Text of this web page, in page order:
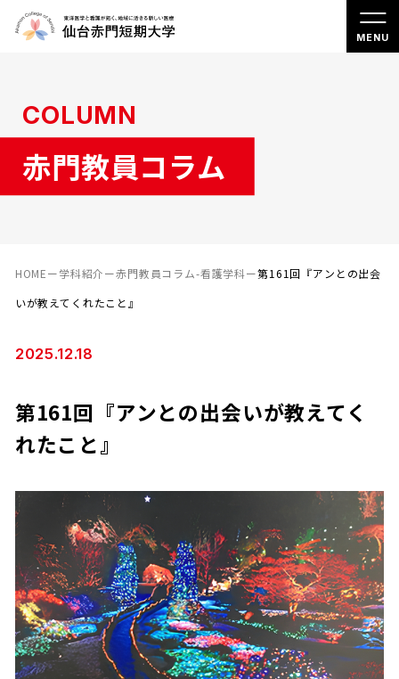
COLUMN
赤門教員コラム
HOMEー学科紹介ー赤門教員コラム-看護学科ー第161回『アンとの出会
いが教えてくれたこと』
2025.12.18
第161回『アンとの出会いが教えてく
れたこと』